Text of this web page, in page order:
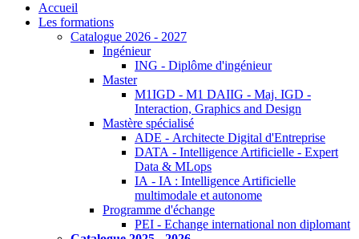
Accueil
Les formations
Catalogue 2026 - 2027
Ingénieur
ING - Diplôme d'ingénieur
Master
M1IGD - M1 DAIIG - Maj. IGD -
Interaction, Graphics and Design
Mastère spécialisé
ADE - Architecte Digital d'Entreprise
DATA - Intelligence Artificielle - Expert
Data & MLops
IA - IA : Intelligence Artificielle
multimodale et autonome
Programme d'échange
PEI - Echange international non diplomant